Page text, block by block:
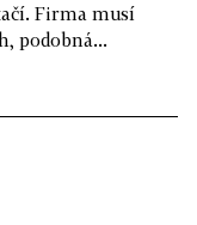
Firma musí
podobná...